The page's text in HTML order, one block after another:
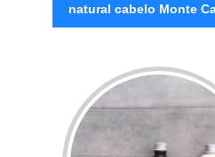
natural cabelo Monte